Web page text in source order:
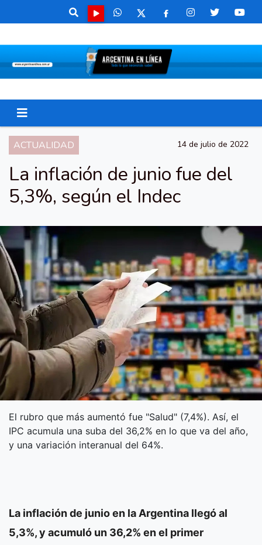
ACTUALIDAD 14 de julio de 2022
La inflación de junio fue del
5,3%, según el Indec
El rubro que más aumentó fue "Salud" (7,4%). Así, el
IPC acumula una suba del 36,2% en lo que va del año,
y una variación interanual del 64%.
La inflación de junio en la Argentina llegó al
5,3%, y acumuló un 36,2% en el primer